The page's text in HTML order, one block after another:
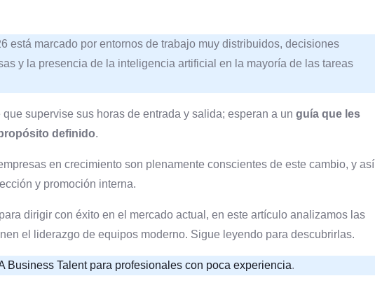
está marcado por entornos de trabajo muy distribuidos, decisiones
y la presencia de la inteligencia artificial en la mayoría de las tareas
supervise sus horas de entrada y salida; esperan a un guía que les
definido.
en crecimiento son plenamente conscientes de este cambio, y así
y promoción interna.
dirigir con éxito en el mercado actual, en este artículo analizamos las
el liderazgo de equipos moderno. Sigue leyendo para descubrirlas.
Business Talent para profesionales con poca experiencia.